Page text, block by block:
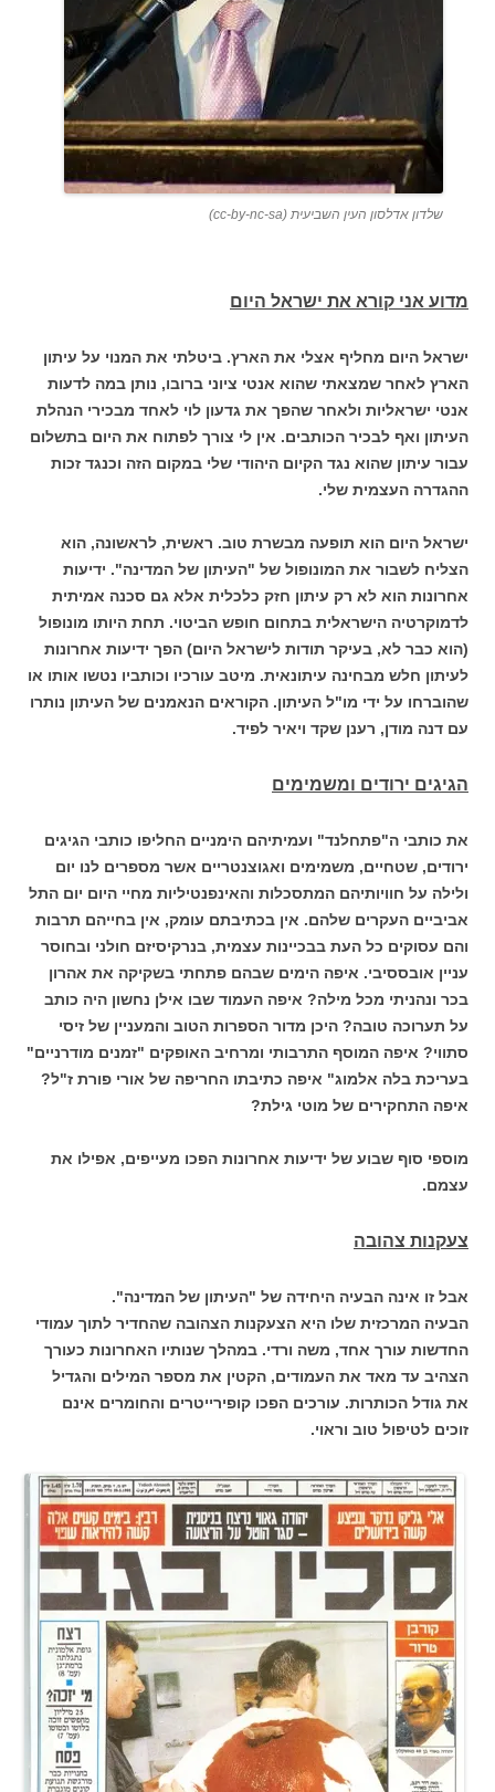
שלדון אדלסון העין השביעית (cc-by-nc-sa)
מדוע אני קורא את ישראל היום
ישראל היום מחליף אצלי את הארץ. ביטלתי את המנוי על עיתון
הארץ לאחר שמצאתי שהוא אנטי ציוני ברובו, נותן במה לדעות
אנטי ישראליות ולאחר שהפך את גדעון לוי לאחד מבכירי הנהלת
העיתון ואף לבכיר הכותבים. אין לי צורך לפתוח את היום בתשלום
עבור עיתון שהוא נגד הקיום היהודי שלי במקום הזה וכנגד זכות
ההגדרה העצמית שלי.
ישראל היום הוא תופעה מבשרת טוב. ראשית, לראשונה, הוא
הצליח לשבור את המונופול של "העיתון של המדינה". ידיעות
אחרונות הוא לא רק עיתון חזק כלכלית אלא גם סכנה אמיתית
לדמוקרטיה הישראלית בתחום חופש הביטוי. תחת היותו מונופול
(הוא כבר לא, בעיקר תודות לישראל היום) הפך ידיעות אחרונות
לעיתון חלש מבחינה עיתונאית. מיטב עורכיו וכותביו נטשו אותו או
שהוברחו על ידי מו"ל העיתון. הקוראים הנאמנים של העיתון נותרו
עם דנה מודן, רענן שקד ויאיר לפיד.
הגיגים ירודים ומשמימים
את כותבי ה"פתחלנד" ועמיתיהם הימניים החליפו כותבי הגיגים
ירודים, שטחיים, משמימים ואגוצנטריים אשר מספרים לנו יום
ולילה על חוויותיהם המתסכלות והאינפנטיליות מחיי היום יום התל
אביביים העקרים שלהם. אין בכתיבתם עומק, אין בחייהם תרבות
והם עסוקים כל העת בבכיינות עצמית, בנרקיסיזם חולני ובחוסר
עניין אובססיבי. איפה הימים שבהם פתחתי בשקיקה את אהרון
בכר ונהניתי מכל מילה? איפה העמוד שבו אילן נחשון היה כותב
על תערוכה טובה? היכן מדור הספרות הטוב והמעניין של זיסי
סתווי? איפה המוסף התרבותי ומרחיב האופקים "זמנים מודרניים"
בעריכת בלה אלמוג" איפה כתיבתו החריפה של אורי פורת ז"ל?
איפה התחקירים של מוטי גילת?
מוספי סוף שבוע של ידיעות אחרונות הפכו מעייפים, אפילו את
עצמם.
צעקנות צהובה
אבל זו אינה הבעיה היחידה של "העיתון של המדינה".
הבעיה המרכזית שלו היא הצעקנות הצהובה שהחדיר לתוך עמודי
החדשות עורך אחד, משה ורדי. במהלך שנותיו האחרונות כעורך
הצהיב עד מאד את העמודים, הקטין את מספר המילים והגדיל
את גודל הכותרות. עורכים הפכו קופירייטרים והחומרים אינם
זוכים לטיפול טוב וראוי.